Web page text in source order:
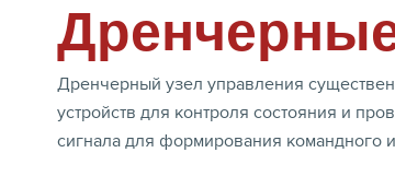
Дренчерный узел управления
устройств для контроля состояния и
сигнала для формирования командного